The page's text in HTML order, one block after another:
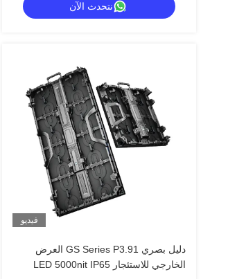
الاحتياطي المزدوجنتحدث الآن
فيديو
دليل بصري GS Series P3.91 العرض
الخارجي للاستئجار LED 5000nit IP65